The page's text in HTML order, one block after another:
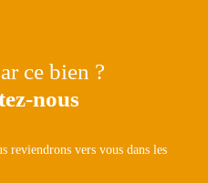
ce bien ?
nous
vers vous dans les